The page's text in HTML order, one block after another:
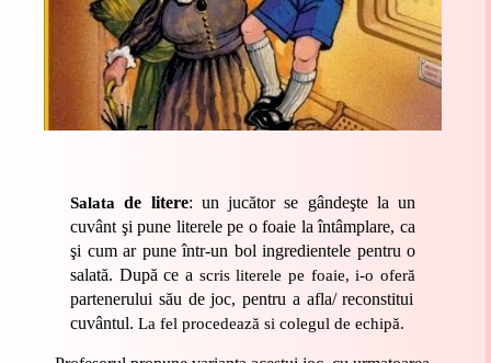
Salata de litere: un jucător se gândeşte la un
cuvânt şi pune literele pe o foaie la întâmplare, ca
şi cum ar pune într-un bol ingredientele pentru o
salată. După ce a scris literele pe foaie, i-o oferă
partenerului său de joc, pentru a afla/ reconstitui
cuvântul. La fel procedează si colegul de echipă.